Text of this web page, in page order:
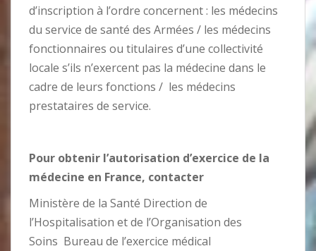
d’inscription à l’ordre concernent : les médecins
du service de santé des Armées / les médecins
fonctionnaires ou titulaires d’une collectivité
locale s’ils n’exercent pas la médecine dans le
cadre de leurs fonctions / les médecins
prestataires de service.
Pour obtenir l’autorisation d’exercice de la
médecine en France, contacter
Ministère de la Santé Direction de
l’Hospitalisation et de l’Organisation des
Soins Bureau de l’exercice médical